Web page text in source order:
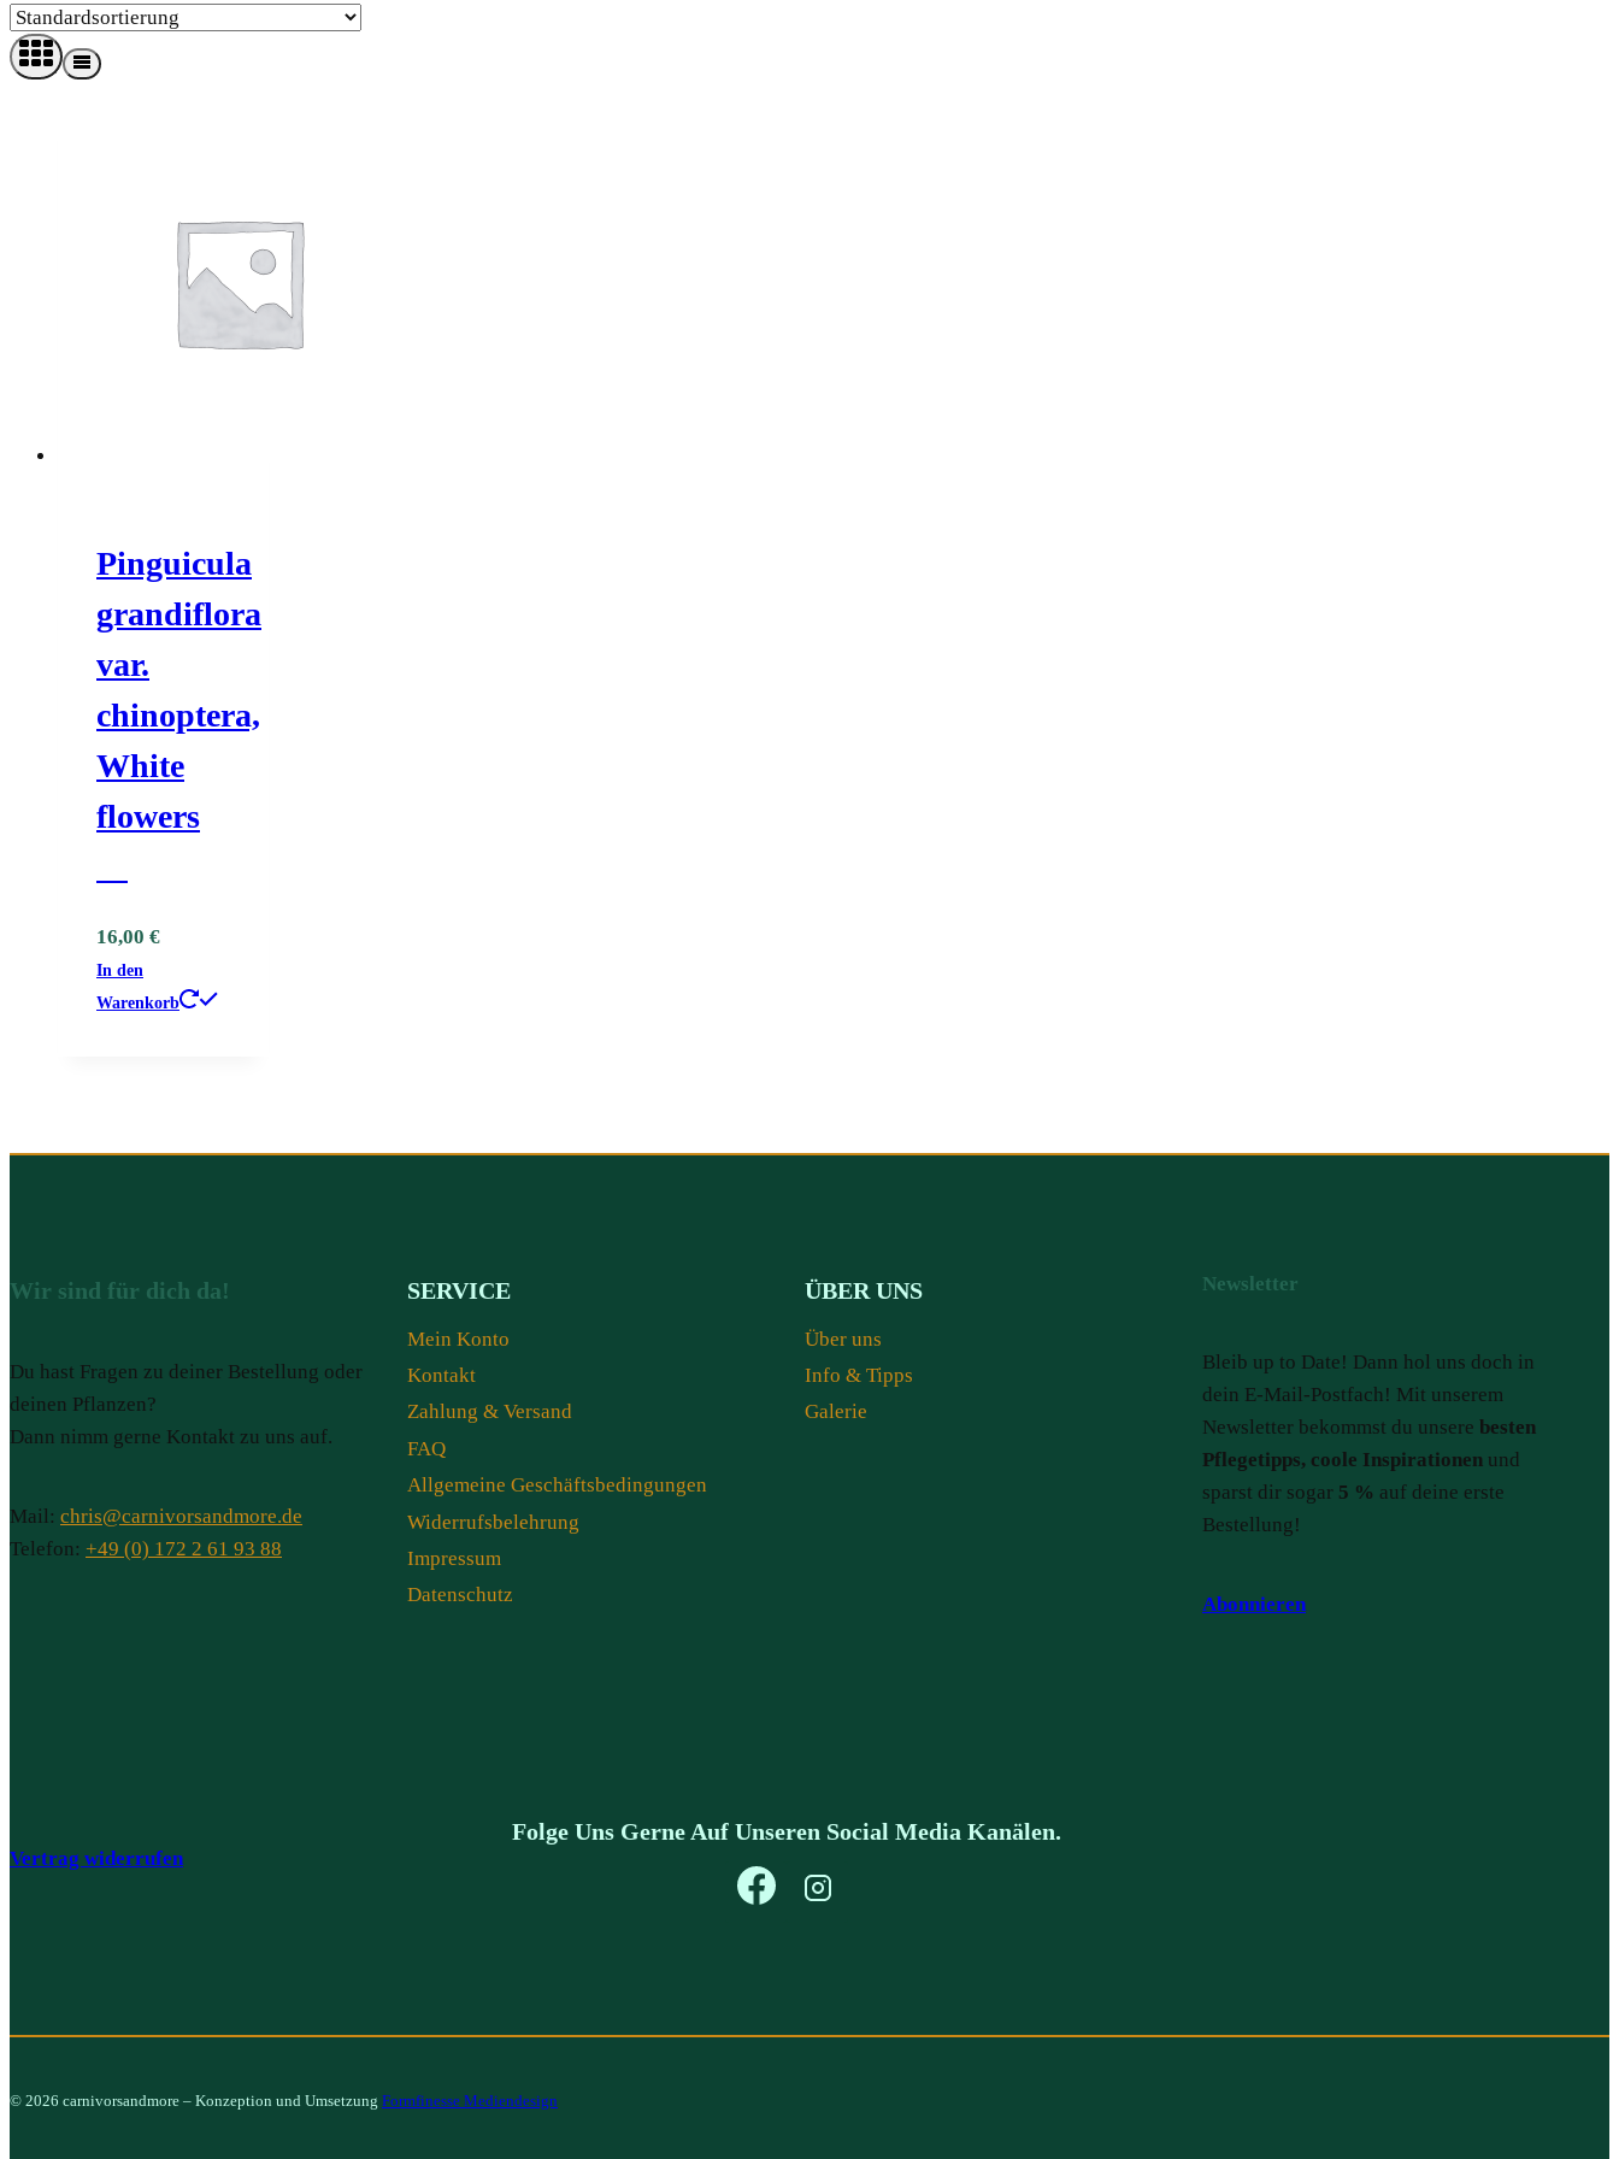
Pinguicula
grandiflora
var.
chinoptera,
White
flowers
16,00 €
In den
Warenkorb
Wir sind für dich da!
Du hast Fragen zu deiner Bestellung oder
deinen Pflanzen?
Dann nimm gerne Kontakt zu uns auf.
Mail: chris@carnivorsandmore.de
Telefon: +49 (0) 172 2 61 93 88
SERVICE
Mein Konto
Kontakt
Zahlung & Versand
FAQ
Allgemeine Geschäftsbedingungen
Widerrufsbelehrung
Impressum
Datenschutz
ÜBER UNS
Über uns
Info & Tipps
Galerie
Newsletter
Bleib up to Date! Dann hol uns doch in
dein E-Mail-Postfach! Mit unserem
Newsletter bekommst du unsere besten
Pflegetipps, coole Inspirationen und
sparst dir sogar 5 % auf deine erste
Bestellung!
Abonnieren
Vertrag widerrufen
Folge Uns Gerne Auf Unseren Social Media Kanälen.
© 2026 carnivorsandmore – Konzeption und Umsetzung Formfinesse Mediendesign